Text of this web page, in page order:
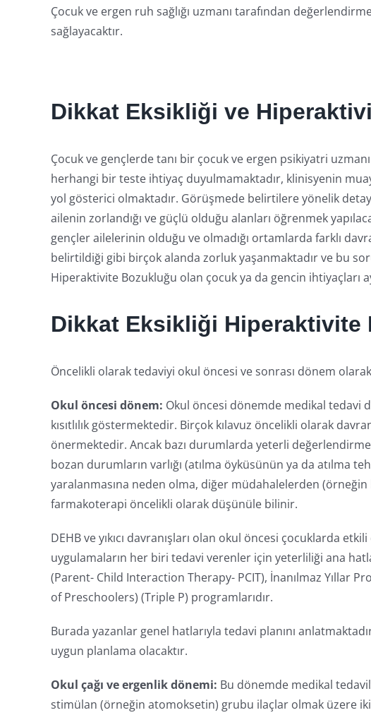
Çocuk ve ergen ruh sağlığı uzmanı tarafından
sağlayacaktır.
Dikkat Eksikliği ve
Çocuk ve gençlerde tanı bir çocuk ve ergen psikiyatri
herhangi bir teste ihtiyaç duyulmamaktadır, klinisyenin
yol gösterici olmaktadır. Görüşmede belirtilere yönelik
ailenin zorlandığı ve güçlü olduğu alanları öğrenmek
gençler ailelerinin olduğu ve olmadığı ortamlarda farklı
belirtildiği gibi birçok alanda zorluk yaşanmaktadır ve bu
Hiperaktivite Bozukluğu olan çocuk ya da gencin ihtiyaçları
Dikkat Eksikliği Hiperaktivite
Öncelikli olarak tedaviyi okul öncesi ve sonrası dönem
Okul öncesi dönem: Okul öncesi dönemde medikal tedavi
kısıtlılık göstermektedir. Birçok kılavuz öncelikli olarak
önermektedir. Ancak bazı durumlarda yeterli
bozan durumların varlığı (atılma öyküsünün ya da atılma
yaralanmasına neden olma, diğer müdahalelerden
farmakoterapi öncelikli olarak düşünüle bilinir.
DEHB ve yıkıcı davranışları olan okul öncesi çocuklarda
uygulamaların her biri tedavi verenler için yeterliliği ana
(Parent- Child Interaction Therapy- PCIT), İnanılmaz Yıllar
of Preschoolers) (Triple P) programlarıdır.
Burada yazanlar genel hatlarıyla tedavi planını
uygun planlama olacaktır.
Okul çağı ve ergenlik dönemi: Bu dönemde medikal
stimülan (örneğin atomoksetin) grubu ilaçlar olmak üzere